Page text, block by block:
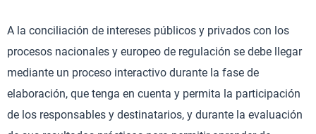
A la conciliación de intereses públicos y privados con los
procesos nacionales y europeo de regulación se debe llegar
mediante un proceso interactivo durante la fase de
elaboración, que tenga en cuenta y permita la participación
de los responsables y destinatarios, y durante la evaluación